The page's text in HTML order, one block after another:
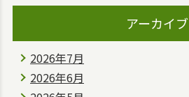
アーカイブ
2026年7月
2026年6月